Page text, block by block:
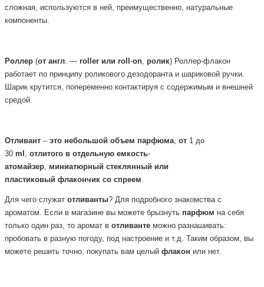
сложная, используются в ней, преимущественно, натуральные
компоненты.
Роллер (от англ. — roller или roll -on, ролик) Роллер-флакон
работает по принципу роликового дезодоранта и шариковой ручки.
Шарик крутится, попеременно контактируя с содержимым и внешней
средой.
Отливант – это небольшой объем парфюма от 1 до
30 ml отлитого в отдельную емкость-
атомайзер
миниатюрный стеклянный или
пластиковый флакончик со спреем
Для чего служат отливанты? Для подробного знакомства с
ароматом. Если в магазине вы можете брызнуть парфюм на себя
только один раз, то аромат в отливанте можно разнашивать:
пробовать в разную погоду, под настроение и т.д. Таким образом, вы
можете решить точно, покупать вам целый флакон или нет.